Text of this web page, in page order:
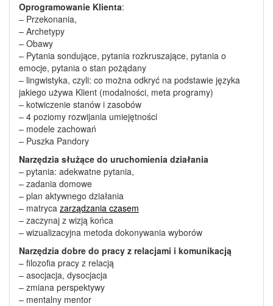
Oprogramowanie Klienta:
– Przekonania,
– Archetypy
– Obawy
– Pytania sondujące, pytania rozkruszające, pytania o
emocje, pytania o stan pożądany
– lingwistyka, czyli: co można odkryć na podstawie języka
jakiego używa Klient (modalności, meta programy)
– kotwiczenie stanów i zasobów
– 4 poziomy rozwijania umiejętności
– modele zachowań
– Puszka Pandory
Narzędzia służące do uruchomienia działania
– pytania: adekwatne pytania,
– zadania domowe
– plan aktywnego działania
– matryca zarządzania czasem
– zaczynaj z wizją końca
– wizualizacyjna metoda dokonywania wyborów
Narzędzia dobre do pracy z relacjami i komunikacją
– filozofia pracy z relacją
– asocjacja, dysocjacja
– zmiana perspektywy
– mentalny mentor